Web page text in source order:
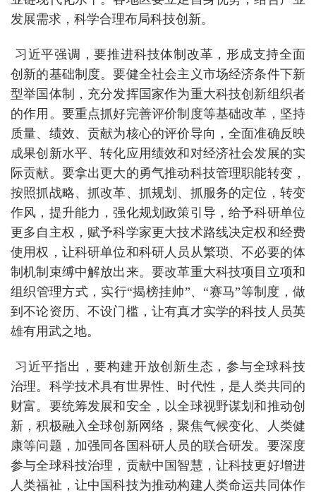
发展需求，科学合理布局科技创新。
习近平强调，要推进科技体制改革，形成支持全面
创新的基础制度。要健全社会主义市场经济条件下新
型举国体制，充分发挥国家作为重大科技创新组织者
的作用。要重点抓好完善评价制度等基础改革，坚持
质量、绩效、贡献为核心的评价导向，全面准确反映
成果创新水平、转化应用绩效和对经济社会发展的实
际贡献。要拿出更大的勇气推动科技管理职能转变，
按照抓战略、抓改革、抓规划、抓服务的定位，转变
作风，提升能力，强化规划政策引导，给予科研单位
更多自主权，赋予科学家更大技术路线决定权和经费
使用权，让科研单位和科研人员从繁琐、不必要的体
制机制束缚中解放出来。要改革重大科技项目立项和
组织管理方式，实行“揭榜挂帅”、“赛马”等制度，做
到不论资历、不设门槛，让有真才实学的科技人员英
雄有用武之地。
习近平指出，要构建开放创新生态，参与全球科技
治理。科学技术具有世界性、时代性，是人类共同的
财富。要统筹发展和安全，以全球视野谋划和推动创
新，积极融入全球创新网络，聚焦气候变化、人类健
康等问题，加强同各国科研人员的联合研发。要深度
参与全球科技治理，贡献中国智慧，让科技更好增进
人类福祉，让中国科技为推动构建人类命运共同体作